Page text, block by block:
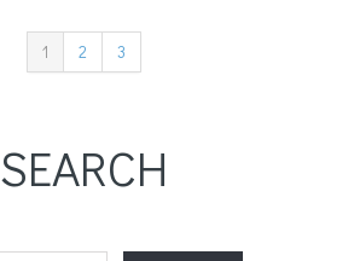
1 2 3
SEARCH